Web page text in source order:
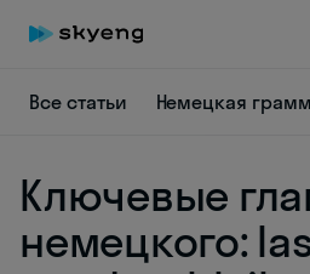
Все статьи Немецкая
Ключевые
немецкого: